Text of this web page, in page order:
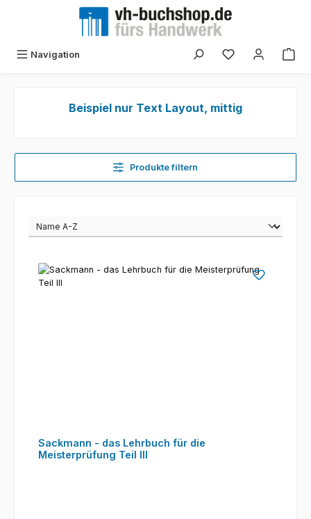
Zum Hauptinhalt springen
Navigation
Beispiel nur Text Layout, mittig
Produkte filtern
Sackmann - das Lehrbuch für die
Meisterprüfung Teil III